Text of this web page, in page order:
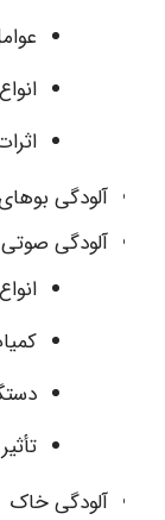
آلودگی
آلودگی صوتی
آلودگی خاک